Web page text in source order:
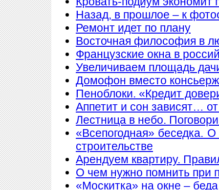
Назад, в прошлое – к
Ремонт идет по плану
Восточная философия в
Французские окна в
Увеличиваем площадь
Домофон вместо
Пеноблоки. «Кредит
Аппетит и сон зависят…
Лестница в небо.
«Всепогодная» беседка.
строительстве
Арендуем квартиру.
О чем нужно помнить при
«Москитка» на окне –